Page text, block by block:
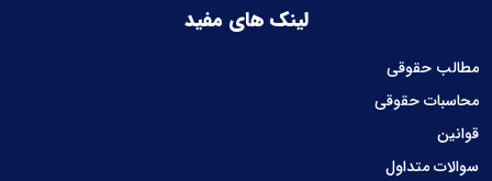
لینک های مفید
مطالب حقوقی
محاسبات حقوقی
قوانین
سوالات متداول